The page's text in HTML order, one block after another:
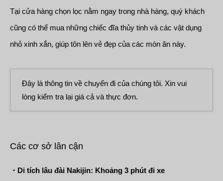
Tại cửa hàng chọn lọc nằm ngay trong nhà hàng, quý khách
cũng có thể mua những chiếc đĩa thủy tinh và các vật dụng
nhỏ xinh xắn, giúp tôn lên vẻ đẹp của các món ăn này.
Đây là thông tin về chuyến đi của chúng tôi. Xin vui
lòng kiểm tra lại giá cả và thực đơn.
Các cơ sở lân cận
・Di tích lâu đài Nakijin: Khoảng 3 phút đi xe